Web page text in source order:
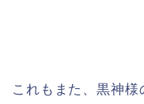
これもまた、黒神様